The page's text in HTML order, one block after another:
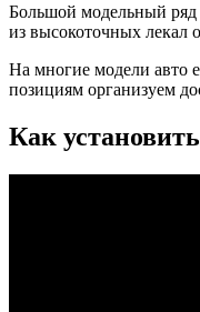
Большой модельный ряд
из высокоточных лекал
На многие модели авто
позициям организуем
Как